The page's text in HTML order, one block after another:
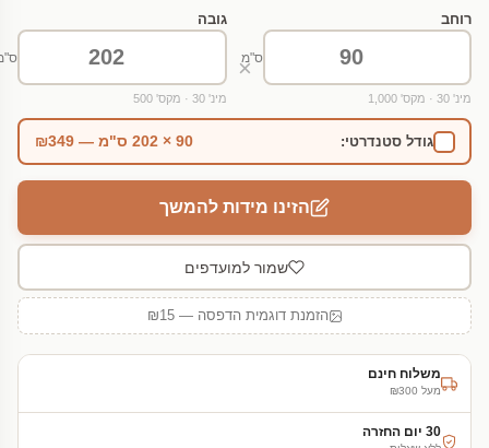
רוחב
ס"מ
מינ' 30 · מקס' 1,000
×
גובה
מינ' 30 · מקס' 500
גודל סטנדרטי: 90 × 202 ס"מ — ₪349
הזינו מידות להמשך
שמור למועדפים
הזמנת דוגמית הדפסה — ₪15
משלוח חינם
מעל ₪300
30 יום החזרה